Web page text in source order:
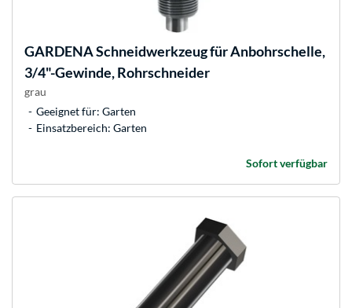
GARDENASchneidwerkzeug für Anbohrschelle,
3/4"-Gewinde, Rohrschneider
grau
Geeignet für: Garten
Einsatzbereich: Garten
Sofort verfügbar